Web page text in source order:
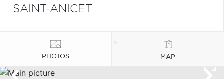
SAINT-ANICET
PHOTOS MAP